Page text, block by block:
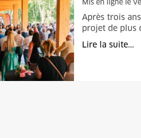
Mis en ligne le
Après trois
projet de plus
Lire la suite...